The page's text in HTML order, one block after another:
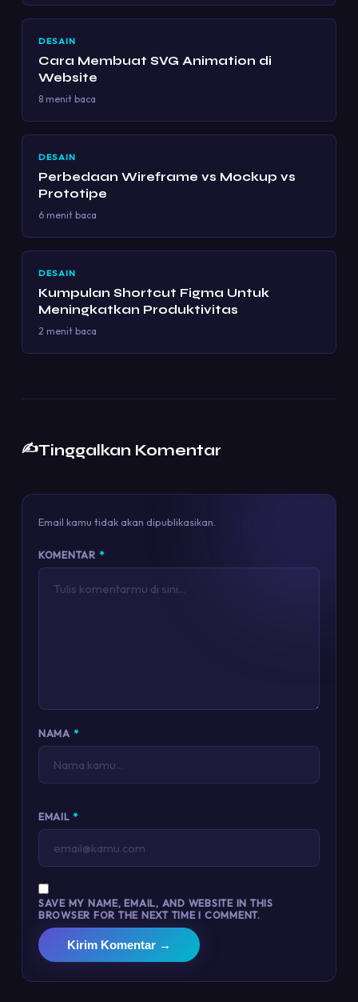
DESAIN
Cara Membuat SVG Animation di
Website
8 menit baca
DESAIN
Perbedaan Wireframe vs Mockup vs
Prototipe
6 menit baca
DESAIN
Kumpulan Shortcut Figma Untuk
Meningkatkan Produktivitas
2 menit baca
✍️Tinggalkan Komentar
Email kamu tidak akan dipublikasikan.
KOMENTAR *
NAMA *
EMAIL *
SAVE MY NAME, EMAIL, AND WEBSITE IN THIS
BROWSER FOR THE NEXT TIME I COMMENT.
Kirim Komentar →